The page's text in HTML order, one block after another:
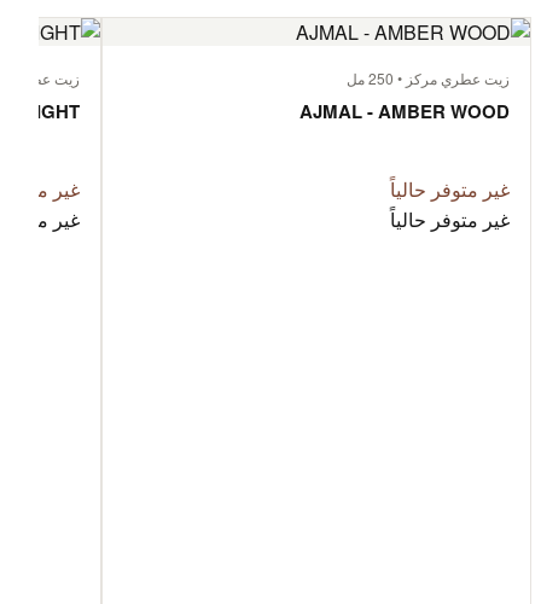
زيت عطري مركز • 250 مل
AJMAL - AMBER WOOD
غير متوفر حالياً
غير متوفر حالياً
زيت عطري مركز
FLIGHT
غير متوفر
غير متوفر